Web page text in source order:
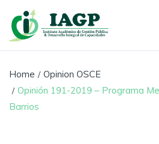
Home
Opinion OSCE
Opinión 191-2019 – Programa
Barrios